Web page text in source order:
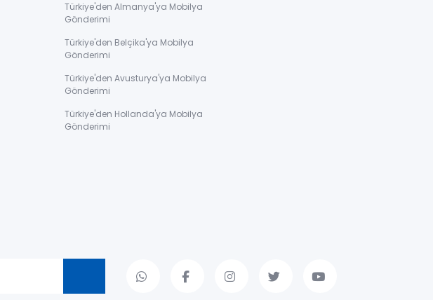
Türkiye'den Almanya'ya Mobilya
Gönderimi
Türkiye'den Belçika'ya Mobilya
Gönderimi
Türkiye'den Avusturya'ya Mobilya
Gönderimi
Türkiye'den Hollanda'ya Mobilya
Gönderimi